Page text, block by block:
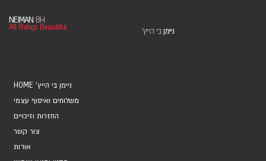
HOME 'ניימן בי הייץ
משלוחים ואיסוף עצמי
החזרות וזיכויים
צור קשר
אודות
NEIMAN BH
All Things Beautiful
' ניימן בי הייץ